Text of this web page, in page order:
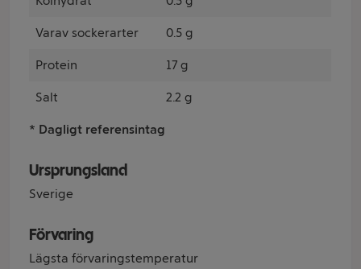
Varav sockerarter 0.5 g
Protein 17 g
Salt 2.2 g
* Dagligt referensintag
Ursprungsland
Sverige
Förvaring
Lägsta förvaringstemperatur